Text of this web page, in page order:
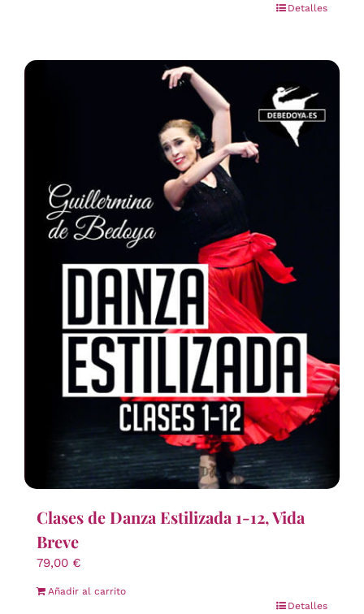
Detalles
Clases de Danza Estilizada 1-12, Vida
Breve
79,00 €
Añadir al carrito
Detalles